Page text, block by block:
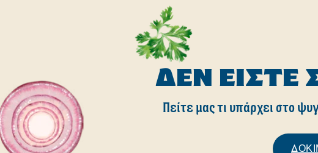
ΔΕΝ ΕΊΣΤΕ
Πείτε μας τι υπάρχει στο